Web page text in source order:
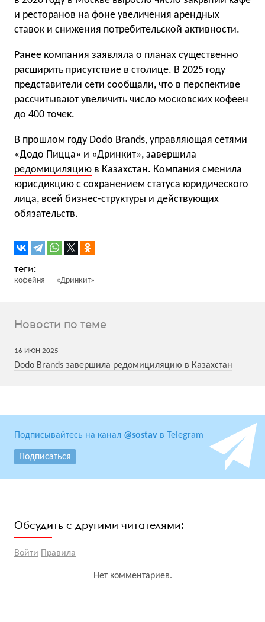
и ресторанов на фоне увеличения арендных
ставок и снижения потребительской активности.
Ранее компания заявляла о планах существенно
расширить присутствие в столице. В 2025 году
представители сети сообщали, что в перспективе
рассчитывают увеличить число московских кофеен
до 400 точек.
В прошлом году Dodo Brands, управляющая сетями
«Додо Пицца» и «Дринкит», завершила
редомициляцию в Казахстан. Компания сменила
юрисдикцию с сохранением статуса юридического
лица, всей бизнес-структуры и действующих
обязательств.
кофейня «Дринкит»
Новости по теме
16 ИЮН 2025
Dodo Brands завершила редомициляцию в Казахстан
Подписывайтесь на канал @sostav в Telegram
Подписаться
Обсудить с другими читателями:
Войти Правила
Нет комментариев.